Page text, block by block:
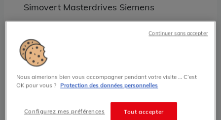
Simovert Masterdrives Siemens
prix sur demande
État
RECONDITIONNÉ
Nous aimerions bien vous accompagner pendant votre visite … C’est
OK pour vous ? Protection des données personnelles
Tout accepter
Configurez mes préférences
Continuer sans accepter